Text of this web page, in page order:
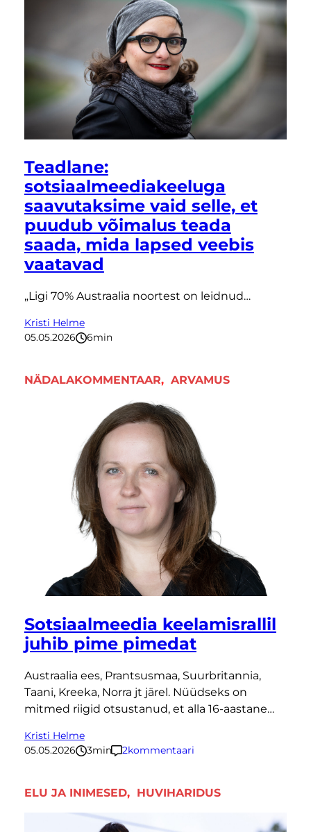
Teadlane:
sotsiaalmeediakeeluga
saavutaksime vaid selle, et
puudub võimalus teada
saada, mida lapsed veebis
vaatavad
„Ligi 70% Austraalia noortest on leidnud…
Kristi Helme
05.05.2026
6minutit
NÄDALAKOMMENTAAR, ARVAMUS
Sotsiaalmeedia keelamisrallil
juhib pime pimedat
Austraalia ees, Prantsusmaa, Suurbritannia,
Taani, Kreeka, Norra jt järel. Nüüdseks on
mitmed riigid otsustanud, et alla 16-aastane…
Kristi Helme
05.05.2026
3minutit
2kommentaari
ELU JA INIMESED, HUVIHARIDUS